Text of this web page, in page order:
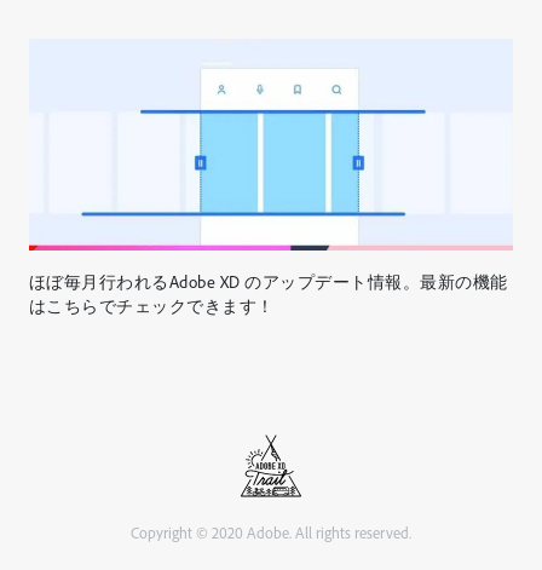
ほぼ毎月行われるAdobe XD のアップデート情報。最新の機能
はこちらでチェックできます！
Copyright © 2020 Adobe. All rights reserved.